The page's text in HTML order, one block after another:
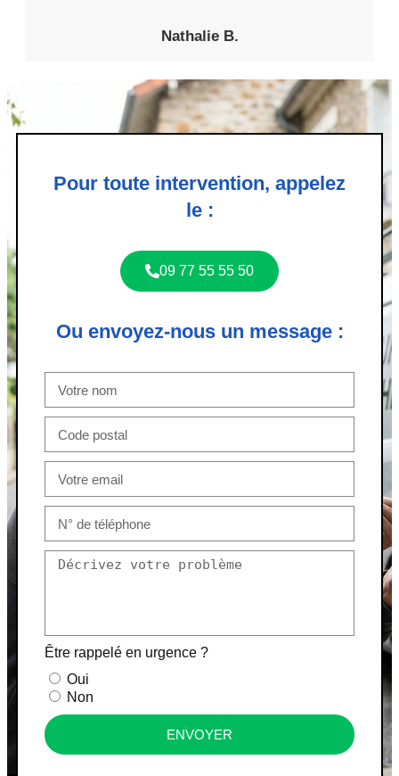
Nathalie B.
Pour toute intervention, appelez
le :
09 77 55 55 50
Ou envoyez-nous un message :
Être rappelé en urgence ?
Oui
Non
ENVOYER